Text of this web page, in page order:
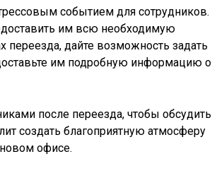
событием для сотрудников.
им всю необходимую
дайте возможность задать
им подробную информацию о
после переезда, чтобы обсудить
создать благоприятную атмосферу
офисе.